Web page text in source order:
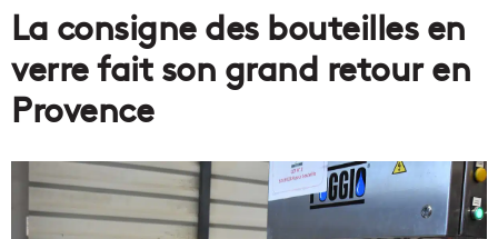
La consigne des bouteilles en
verre fait son grand retour en
Provence